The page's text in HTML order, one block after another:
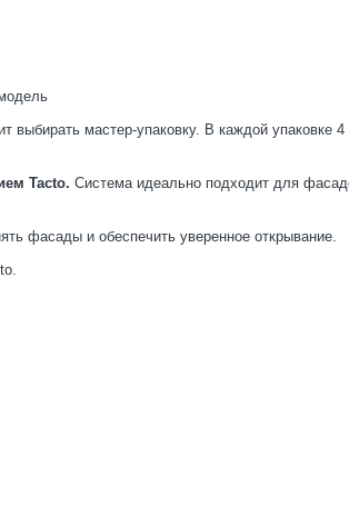
выбирать мастер-упаковку. В каждой упаковке
Tacto. Система идеально подходит для
фасады и обеспечить уверенное открывание.